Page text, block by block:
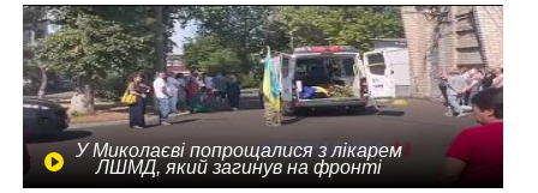
У Миколаєві попрощалися з лікарем
ЛШМД, який загинув на фронті